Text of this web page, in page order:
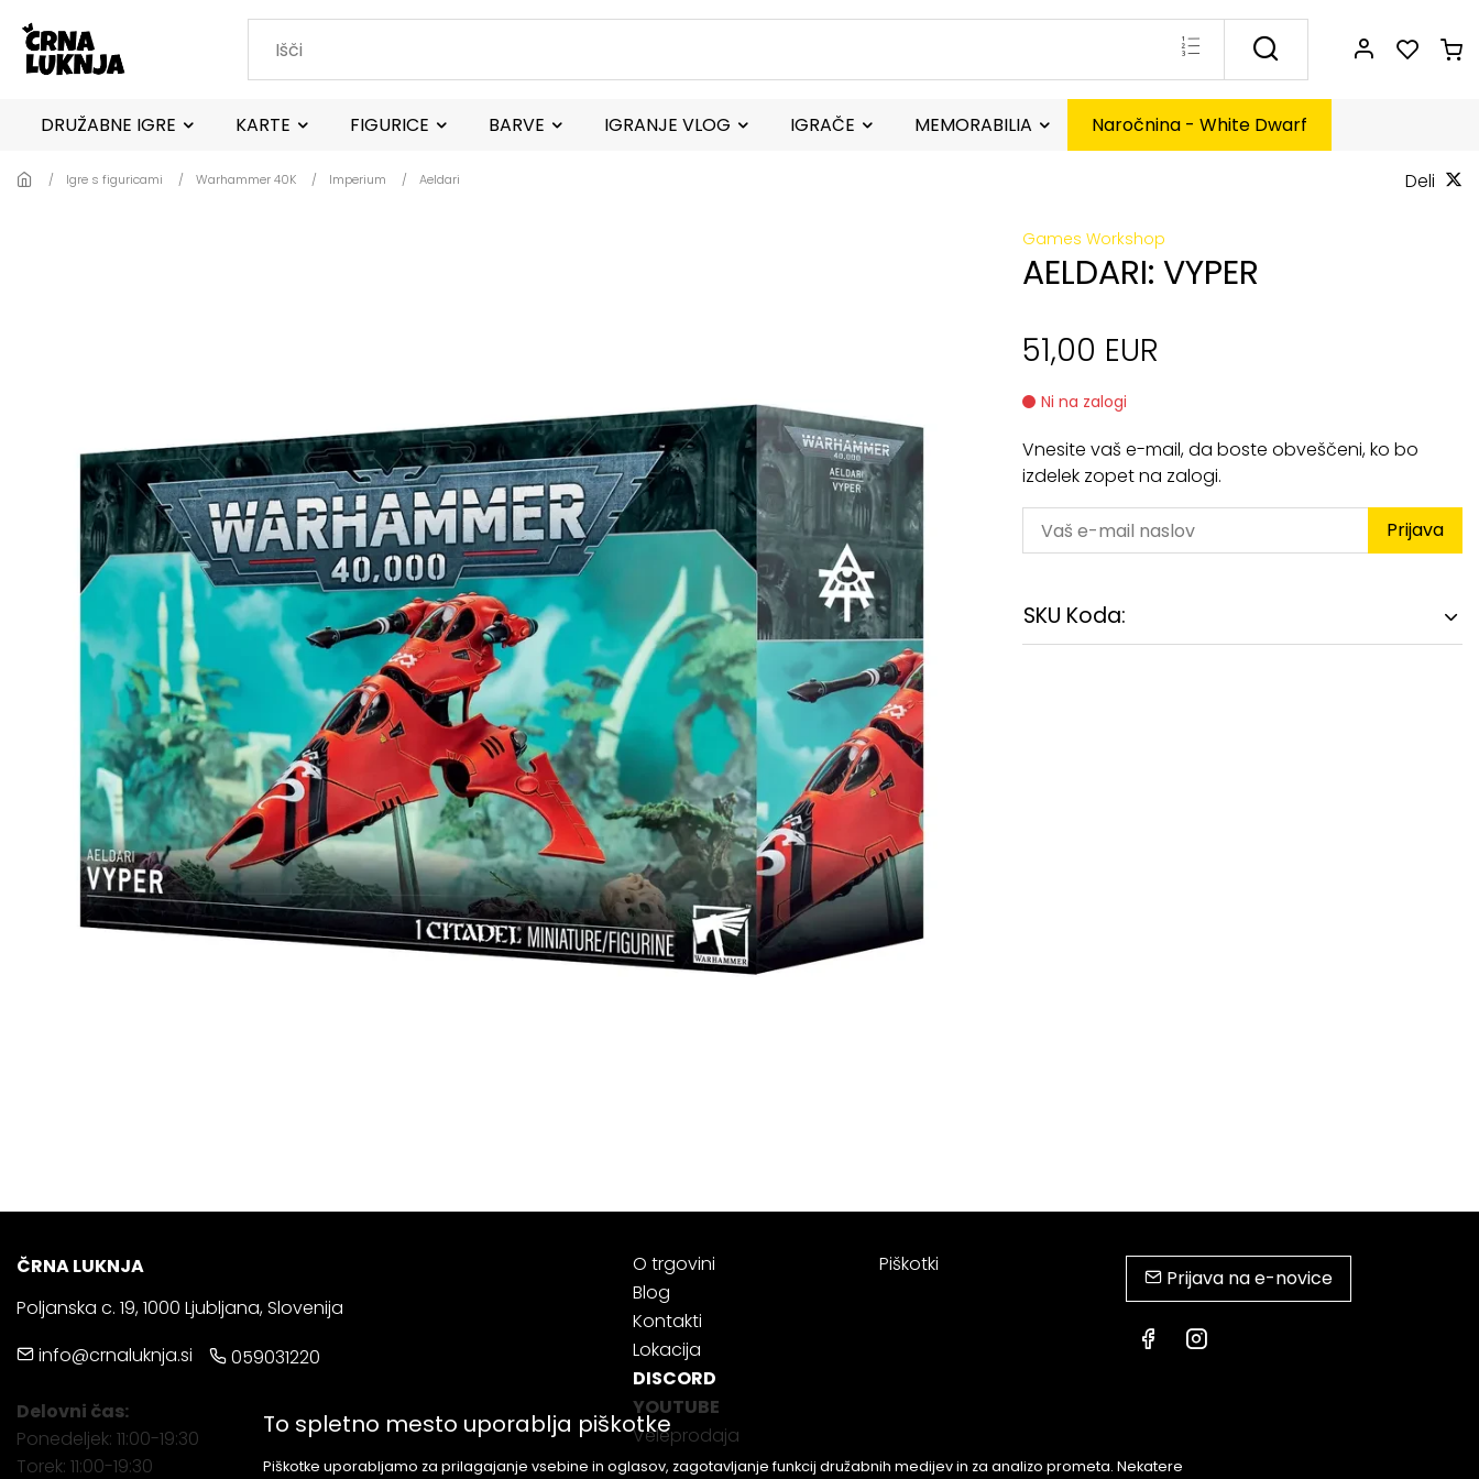
DRUŽABNE IGRE KARTE FIGURICE BARVE IGRANJE VLOG IGRAČE MEMORABILIA Naročnina - White Dwarf
Deli
Igre s figuricami Warhammer 40K Imperium Aeldari
Games Workshop
AELDARI: VYPER
51,00 EUR
Ni na zalogi
Vnesite vaš e-mail, da boste obveščeni, ko bo
izdelek zopet na zalogi.
Prijava
SKU Koda:
ČRNA LUKNJA
Poljanska c. 19, 1000 Ljubljana, Slovenija
info@crnaluknja.si
059031220
Delovni čas:
Ponedeljek: 11:00-19:30
Torek: 11:00-19:30
O trgovini
Blog
Kontakti
Lokacija
DISCORD
YOUTUBE
Veleprodaja
Piškotki
Prijava na e-novice
To spletno mesto uporablja piškotke
Piškotke uporabljamo za prilagajanje vsebine in oglasov, zagotavljanje funkcij družabnih medijev in za analizo prometa. Nekatere